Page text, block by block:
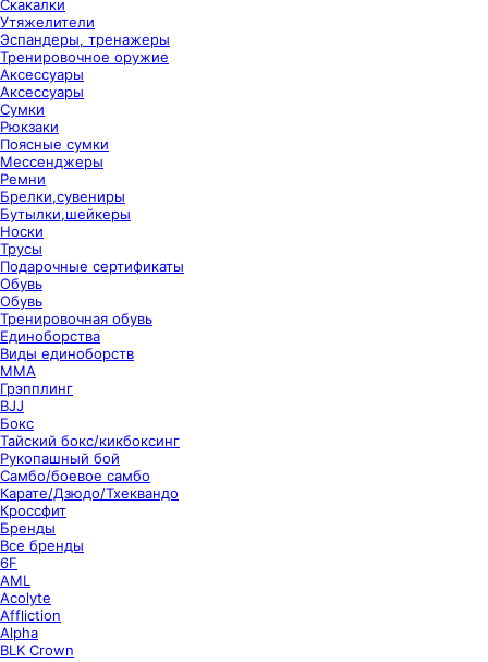
Скакалки
Утяжелители
Эспандеры, тренажеры
Тренировочное оружие
Аксессуары
Аксессуары
Сумки
Рюкзаки
Поясные сумки
Мессенджеры
Ремни
Брелки,сувениры
Бутылки,шейкеры
Носки
Трусы
Подарочные сертификаты
Обувь
Обувь
Тренировочная обувь
Единоборства
Виды единоборств
ММА
Грэпплинг
BJJ
Бокс
Тайский бокс/кикбоксинг
Рукопашный бой
Самбо/боевое самбо
Карате/Дзюдо/Тхеквандо
Кроссфит
Бренды
Все бренды
6F
AML
Acolyte
Affliction
Alpha
BLK Crown